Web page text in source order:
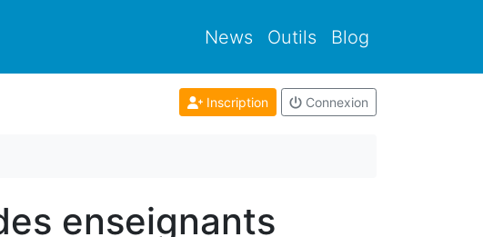
News Outils Blog
Inscription Connexion
enseignants